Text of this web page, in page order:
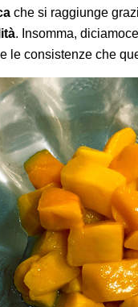
che si raggiunge
. Insomma,
le consistenze che